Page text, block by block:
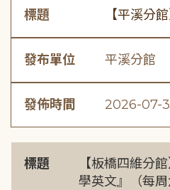
標題 【平溪分
發布單位 平溪分館
發佈時間 2026-07-
標題
【板橋四維分
學英文』（每周